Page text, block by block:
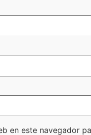
en este navegador